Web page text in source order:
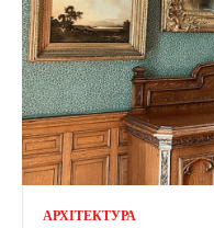
АРХІТЕКТУРА